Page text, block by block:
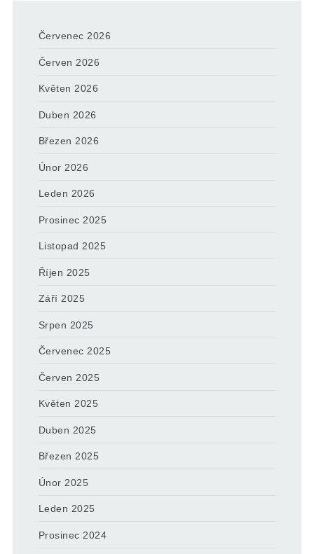
Červenec 2026
Červen 2026
Květen 2026
Duben 2026
Březen 2026
Únor 2026
Leden 2026
Prosinec 2025
Listopad 2025
Říjen 2025
Září 2025
Srpen 2025
Červenec 2025
Červen 2025
Květen 2025
Duben 2025
Březen 2025
Únor 2025
Leden 2025
Prosinec 2024